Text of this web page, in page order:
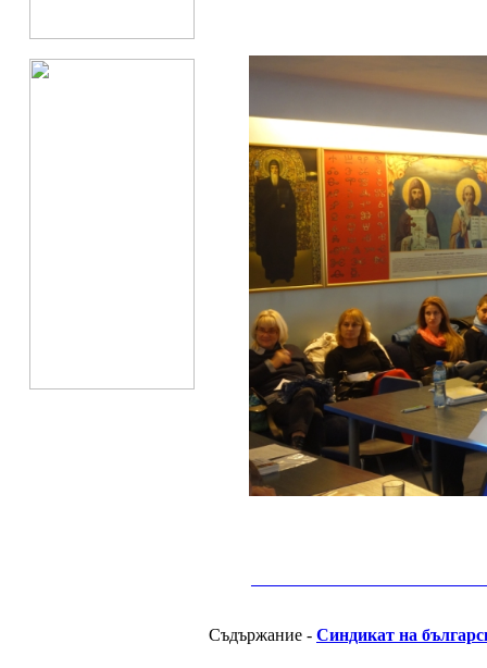
Съдържание - Синдикат на